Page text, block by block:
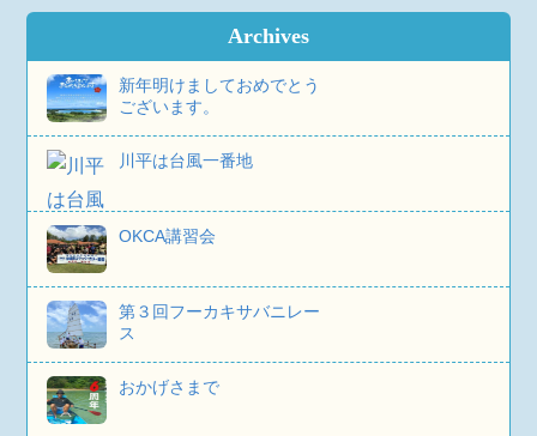
Archives
新年明けましておめでとう
ございます。
川平は台風一番地
OKCA講習会
第３回フーカキサバニレー
ス
おかげさまで